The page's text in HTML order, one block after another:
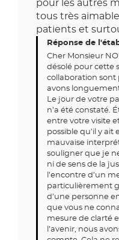
pour les autres
tous très
patients et
Réponse de
Cher Monsieur
désolé pour cette
collaboration sont
avons
Le jour de votre
n’a été constaté.
entre votre visite
possible qu’il y
mauvaise
souligner que je
ni de sens de la
l’encontre d’un
particulièrement
d’une personne
que vous ne
mesure de clarté
l’avenir, nous